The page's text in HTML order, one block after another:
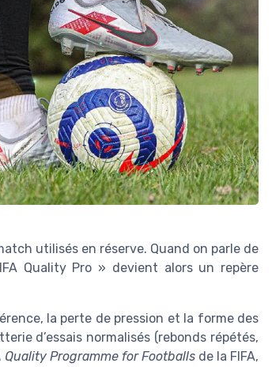
utilisés en réserve. Quand on parle de
Quality Pro » devient alors un repère
la perte de pression et la forme des
d’essais normalisés (rebonds répétés,
Quality Programme for Footballs de la FIFA,